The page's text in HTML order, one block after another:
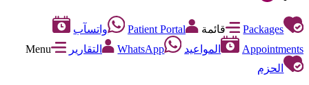
Packages قائمة Patient Portal
واتسآب
Appointments
المواعيد WhatsApp التقارير
Menu
الحزم